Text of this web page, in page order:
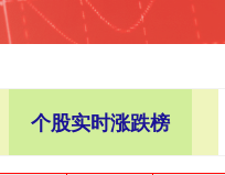
个股实时涨跌榜